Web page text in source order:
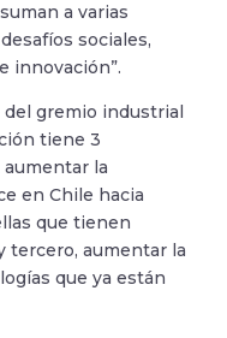
a varias
sociales,
innovación”.
gremio industrial
tiene 3
la
en Chile hacia
que tienen
tercero, aumentar la
que ya están